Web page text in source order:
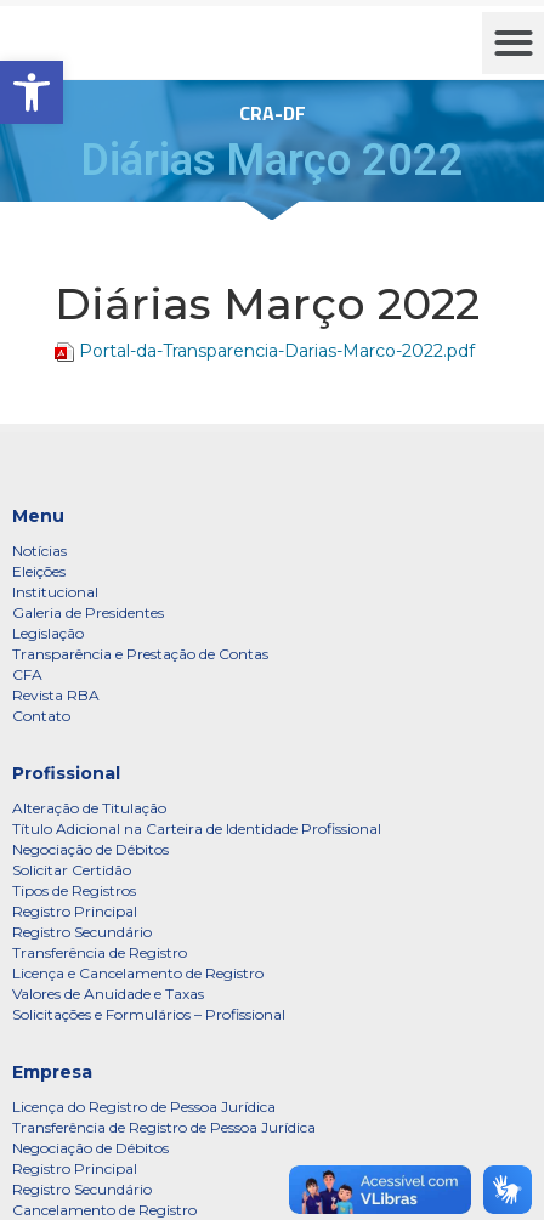
Barra de Ferramentas Aberta
CRA-DF
Diárias Março 2022
Diárias Março 2022
Portal-da-Transparencia-Darias-Marco-2022.pdf
Menu
Notícias
Eleições
Institucional
Galeria de Presidentes
Legislação
Transparência e Prestação de Contas
CFA
Revista RBA
Contato
Profissional
Alteração de Titulação
Título Adicional na Carteira de Identidade Profissional
Negociação de Débitos
Solicitar Certidão
Tipos de Registros
Registro Principal
Registro Secundário
Transferência de Registro
Licença e Cancelamento de Registro
Valores de Anuidade e Taxas
Solicitações e Formulários – Profissional
Empresa
Licença do Registro de Pessoa Jurídica
Transferência de Registro de Pessoa Jurídica
Negociação de Débitos
Registro Principal
Registro Secundário
Cancelamento de Registro